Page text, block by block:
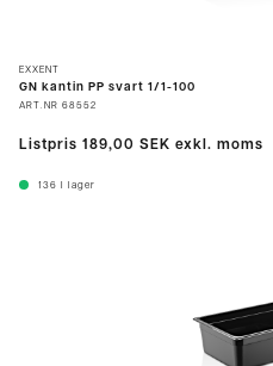
EXXENT
GN kantin PP svart 1/1-100
ART.NR 68552
Listpris 189,00 SEK exkl. moms
136 I lager